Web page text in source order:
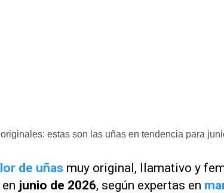
estas son las uñas en tendencia para
de uñas muy original, llamativo y
junio de 2026, según expertas en